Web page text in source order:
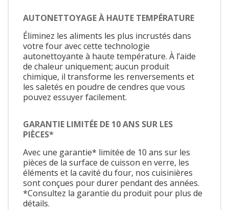
AUTONETTOYAGE À HAUTE TEMPÉRATURE
Éliminez les aliments les plus incrustés dans
votre four avec cette technologie
autonettoyante à haute température. À l’aide
de chaleur uniquement; aucun produit
chimique, il transforme les renversements et
les saletés en poudre de cendres que vous
pouvez essuyer facilement.
GARANTIE LIMITÉE DE 10 ANS SUR LES
PIÈCES*
Avec une garantie* limitée de 10 ans sur les
pièces de la surface de cuisson en verre, les
éléments et la cavité du four, nos cuisinières
sont conçues pour durer pendant des années.
*Consultez la garantie du produit pour plus de
détails.